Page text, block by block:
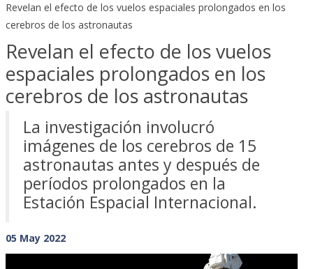
Revelan el efecto de los vuelos espaciales prolongados en los
cerebros de los astronautas
Revelan el efecto de los vuelos
espaciales prolongados en los
cerebros de los astronautas
La investigación involucró
imágenes de los cerebros de 15
astronautas antes y después de
períodos prolongados en la
Estación Espacial Internacional.
05 May 2022